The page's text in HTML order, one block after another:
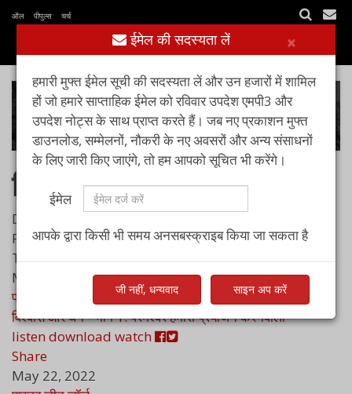
ऑल पीपुल्स चर्च
विश्वास और धन
Date
Preacher
Title
May 15, 2022
पास्टर आशीष रायचूर
विश्वास और धन - भाग 1: परमेश्वर हमारा प्रयोजन करनेवाला
listen download watch
Share
May 22, 2022
×
ईमेल की सदस्यता लें
हमारी मुफ्त ईमेल सूची की सदस्यता लें और उन हजारों में शामिल
हों जो हमारे साप्ताहिक ईमेल को रविवार उपदेश एमपी3 और
उपदेश नोट्स के साथ प्राप्त करते हैं। जब नए प्रकाशन मुफ्त
डाउनलोड, सम्मेलनों, नौकरी के नए अवसरों और अन्य संसाधनों
के लिए जारी किए जाएंगे, तो हम आपको सूचित भी करेंगे।
ईमेल
आपके द्वारा किसी भी समय अनसबस्क्राइब किया जा सकता है
जी नहीं, धन्यवाद साइन अप करें